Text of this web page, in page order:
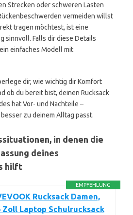
Strecken oder schweren Lasten
vermeiden willst
tragen möchtest, ist eine
sinnvoll. Falls dir diese Details
einfaches Modell mit
dir, wie wichtig dir Komfort
ob du bereit bist, deinen Rucksack
hat Vor- und Nachteile –
zu deinem Alltag passt.
in denen die
deines
hilft
EMPFEHLUNG
Rucksack Damen,
Zoll Laptop Schulrucksack